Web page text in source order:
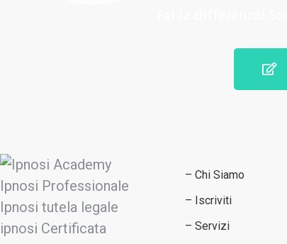
– Chi Siamo
– Iscriviti
– Servizi